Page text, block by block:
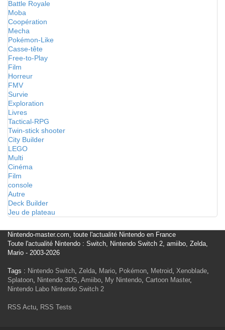
Battle Royale
Moba
Coopération
Mecha
Pokémon-Like
Casse-tête
Free-to-Play
Film
Horreur
FMV
Survie
Exploration
Livres
Tactical-RPG
Twin-stick shooter
City Builder
LEGO
Multi
Cinéma
Film
console
Autre
Deck Builder
Jeu de plateau
Nintendo-master.com, toute l'actualité Nintendo en France
Toute l'actualité Nintendo : Switch, Nintendo Switch 2, amiibo, Zelda,
Mario - 2003-2026
Tags : Nintendo Switch, Zelda, Mario, Pokémon, Metroid, Xenoblade,
Splatoon, Nintendo 3DS, Amiibo, My Nintendo, Cartoon Master,
Nintendo Labo Nintendo Switch 2
RSS Actu, RSS Tests